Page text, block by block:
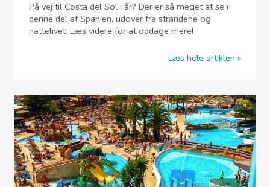
På vej til Costa del Sol i år? Der er så meget at se i
denne del af Spanien, udover fra strandene og
nattelivet. Læs videre for at opdage mere!
Læs hele artiklen